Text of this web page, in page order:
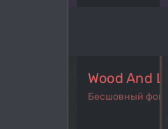
Wood And
Бесшовный фон